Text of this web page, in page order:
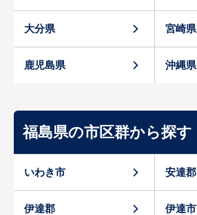
大分県 宮崎県
鹿児島県 沖縄県
福島県の市区群から探す
いわき市 安達郡
伊達郡 伊達市